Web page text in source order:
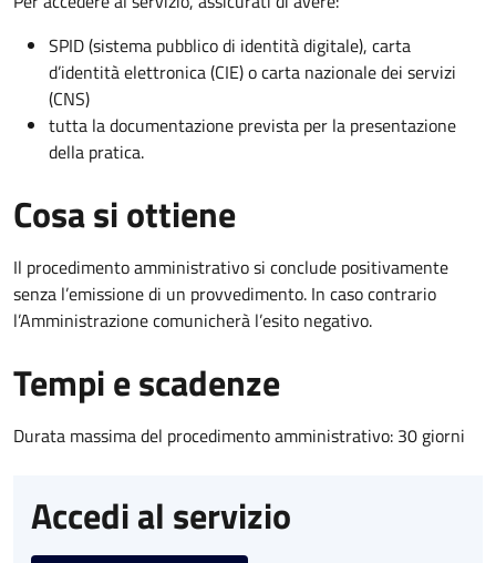
SPID (sistema pubblico di identità digitale), carta
d’identità elettronica (CIE) o carta nazionale dei servizi
(CNS)
tutta la documentazione prevista per la presentazione
della pratica.
Cosa si ottiene
Il procedimento amministrativo si conclude positivamente
senza l’emissione di un provvedimento. In caso contrario
l’Amministrazione comunicherà l’esito negativo.
Tempi e scadenze
Durata massima del procedimento amministrativo: 30 giorni
Accedi al servizio